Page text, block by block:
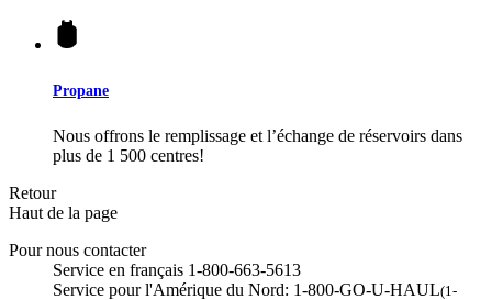
Propane
Nous offrons le remplissage et l’échange de réservoirs dans
plus de 1 500 centres!
Retour
Haut de la page
Pour nous contacter
Service en français 1-800-663-5613
Service pour l'Amérique du Nord: 1-800-GO-U-HAUL(1-